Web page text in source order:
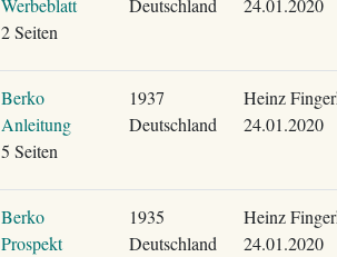
Werbeblatt
2 Seiten
Deutschland
24.01.2020
Berko
Anleitung
5 Seiten
1937
Deutschland
Heinz
24.01.2020
Berko
Prospekt
1935
Deutschland
Heinz
24.01.2020